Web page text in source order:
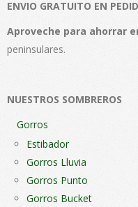
ENVIO GRATUITO EN
Aproveche para ahorrar
peninsulares.
NUESTROS SOMBREROS
Gorros
Estibador
Gorros Lluvia
Gorros Punto
Gorros Bucket